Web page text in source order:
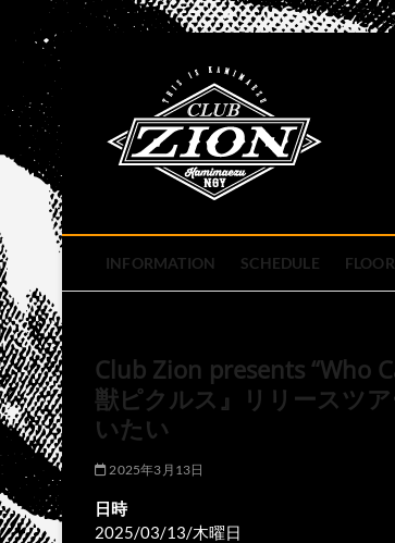
content
INFORMATION SCHEDULE
Club Zion presents “Who
獣ピクルス』リリースツ
いたい
2025年3月13日
日時
2025/03/13/木曜日